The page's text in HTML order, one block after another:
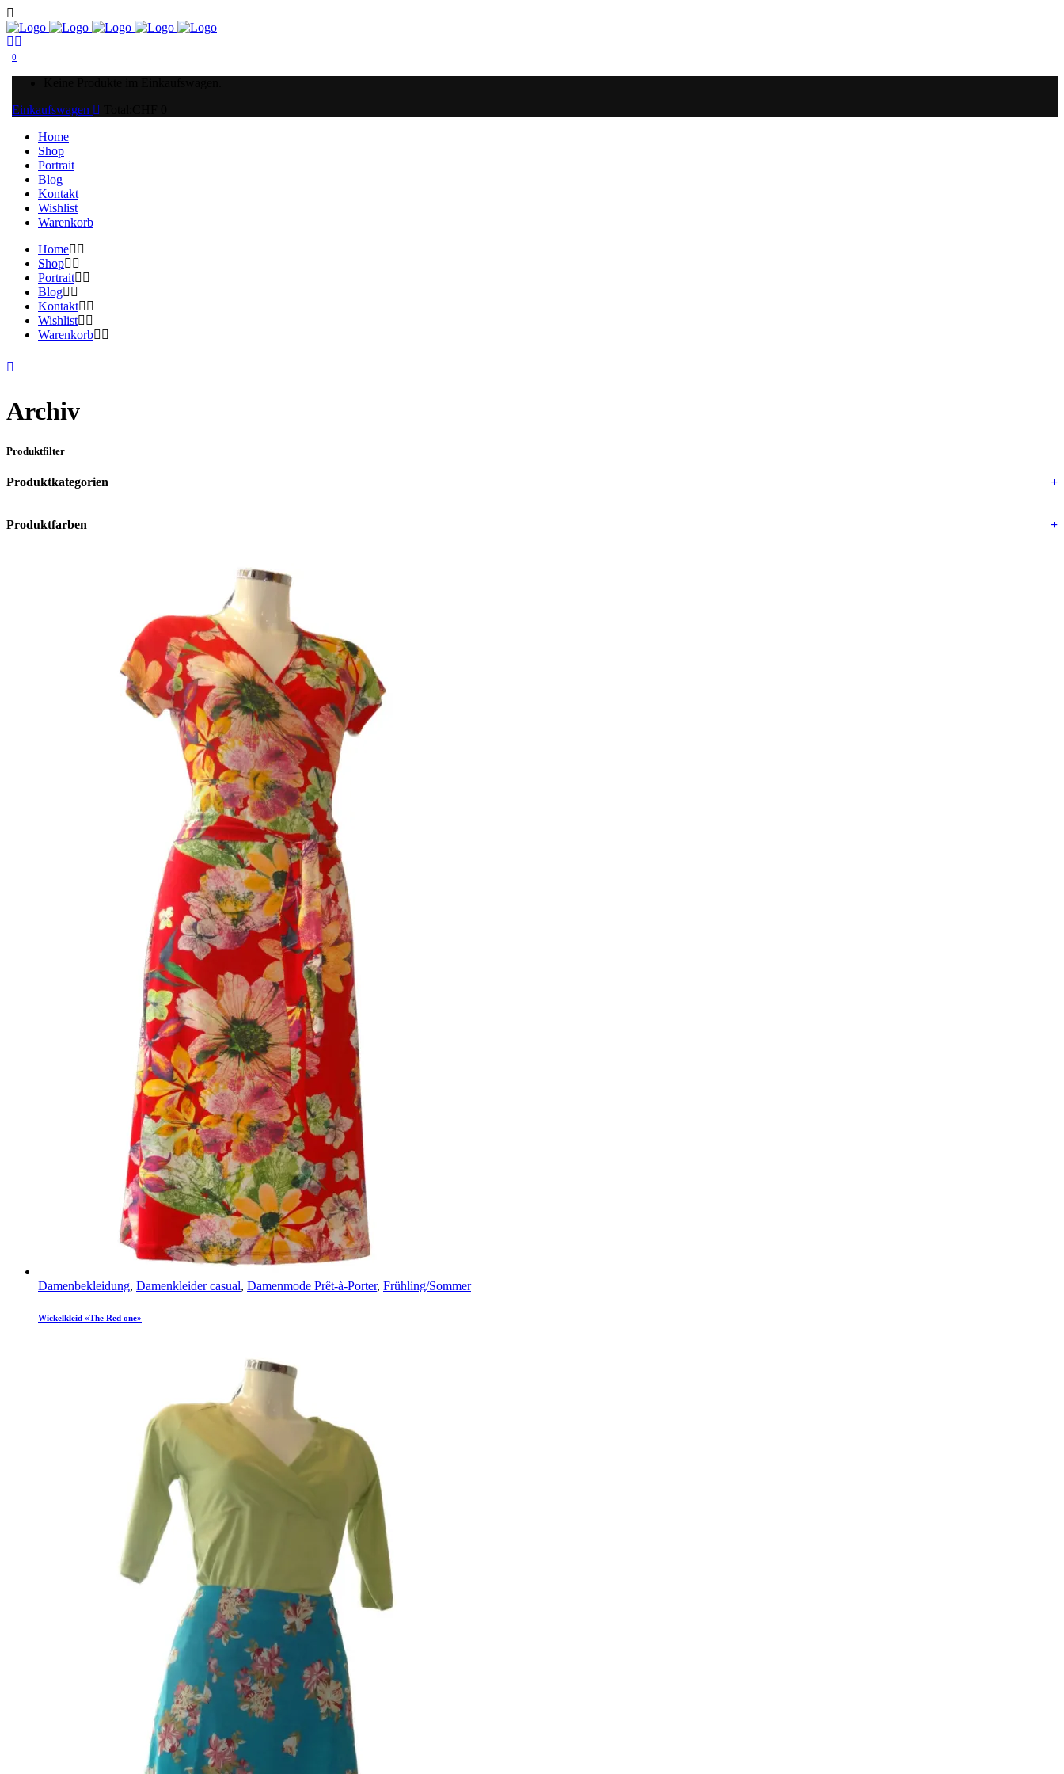
0
Einkaufswagen
Home
Shop
Portrait
Blog
Kontakt
Wishlist
Warenkorb
Home
Shop
Portrait
Blog
Kontakt
Wishlist
Warenkorb
Archiv
Produktfilter
Produktkategorien +
Produktfarben +
Damenbekleidung, Damenkleider casual, Damenmode Prêt-à-Porter, Frühling/Sommer
Wickelkleid «The Red one»